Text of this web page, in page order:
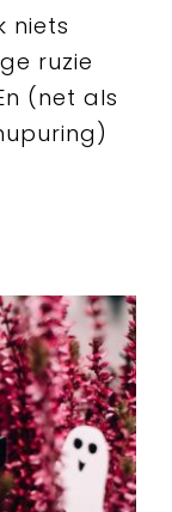
niets
ruzie
(net als